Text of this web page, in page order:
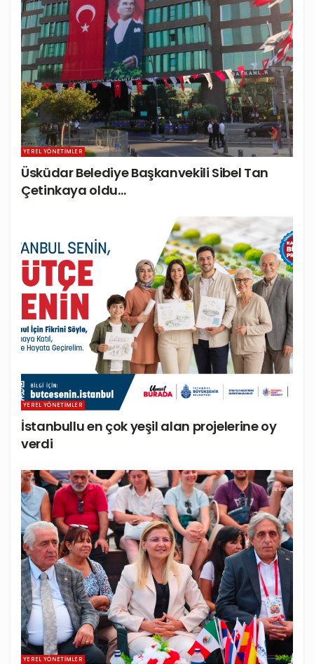
YEREL YÖNETIMLER
Üsküdar Belediye Başkanvekili Sibel Tan
Çetinkaya oldu…
YEREL YÖNETIMLER
İstanbullu en çok yeşil alan projelerine oy
verdi
YEREL YÖNETIMLER